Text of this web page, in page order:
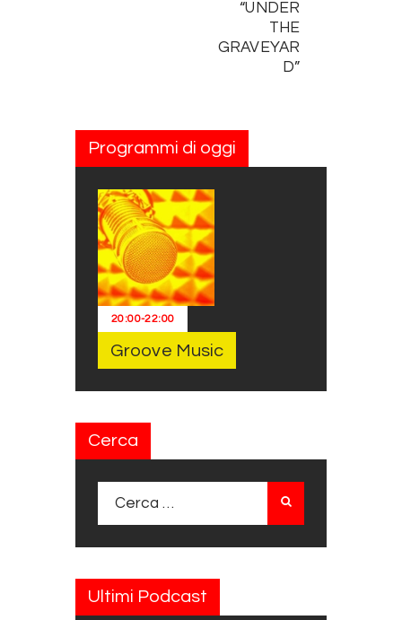
“UNDER
THE
GRAVEYAR
D”
Programmi di oggi
20:00-22:00
Groove Music
Cerca
Ultimi Podcast